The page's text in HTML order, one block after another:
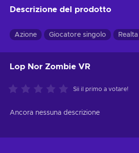
Descrizione del prodotto
Azione Giocatore singolo
Lop Nor Zombie VR
Sii il primo a votare!
Ancora nessuna descrizione